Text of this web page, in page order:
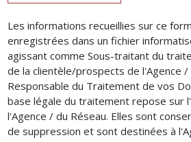
Les informations recueillies sur ce
enregistrées dans un fichier
agissant comme Sous-traitant du
de la clientèle/prospects de l'Agence
Responsable du Traitement de vos
base légale du traitement repose sur
l'Agence / du Réseau. Elles sont
de suppression et sont destinées à